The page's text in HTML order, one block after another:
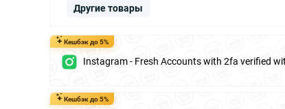
Другие товары
Кешбэк до 5%
Instagram - Fresh Accounts with 2fa verified
Кешбэк до 5%